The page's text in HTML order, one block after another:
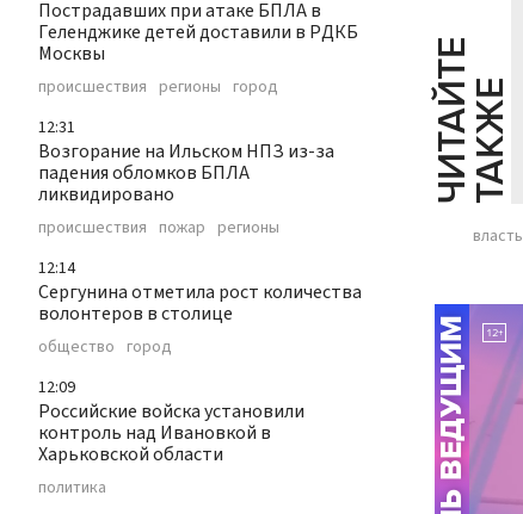
Пострадавших при атаке БПЛА в
Геленджике детей доставили в РДКБ
Москвы
происшествия регионы город
12:31
Возгорание на Ильском НПЗ из-за
падения обломков БПЛА
ликвидировано
происшествия пожар регионы
12:14
Сергунина отметила рост количества
волонтеров в столице
общество город
12:09
Российские войска установили
контроль над Ивановкой в
Харьковской области
политика
Ч
И
Т
АЙ
Т
Е
Т
А
К
ЖЕ
власть